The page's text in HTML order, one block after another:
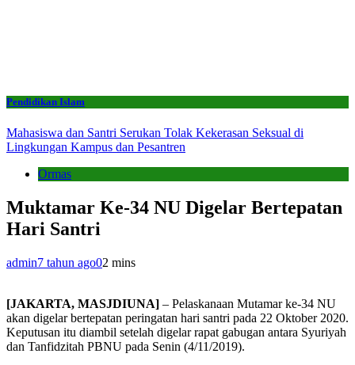
Pendidikan Islam
Mahasiswa dan Santri Serukan Tolak Kekerasan Seksual di
Lingkungan Kampus dan Pesantren
Ormas
Muktamar Ke-34 NU Digelar Bertepatan
Hari Santri
admin7 tahun ago02 mins
[JAKARTA, MASJDIUNA] – Pelaskanaan Mutamar ke-34 NU
akan digelar bertepatan peringatan hari santri pada 22 Oktober 2020.
Keputusan itu diambil setelah digelar rapat gabugan antara Syuriyah
dan Tanfidzitah PBNU pada Senin (4/11/2019).